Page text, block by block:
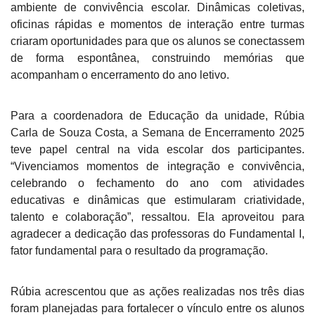
ambiente de convivência escolar. Dinâmicas coletivas,
oficinas rápidas e momentos de interação entre turmas
criaram oportunidades para que os alunos se conectassem
de forma espontânea, construindo memórias que
acompanham o encerramento do ano letivo.
Para a coordenadora de Educação da unidade, Rúbia
Carla de Souza Costa, a Semana de Encerramento 2025
teve papel central na vida escolar dos participantes.
“Vivenciamos momentos de integração e convivência,
celebrando o fechamento do ano com atividades
educativas e dinâmicas que estimularam criatividade,
talento e colaboração”, ressaltou. Ela aproveitou para
agradecer a dedicação das professoras do Fundamental I,
fator fundamental para o resultado da programação.
Rúbia acrescentou que as ações realizadas nos três dias
foram planejadas para fortalecer o vínculo entre os alunos